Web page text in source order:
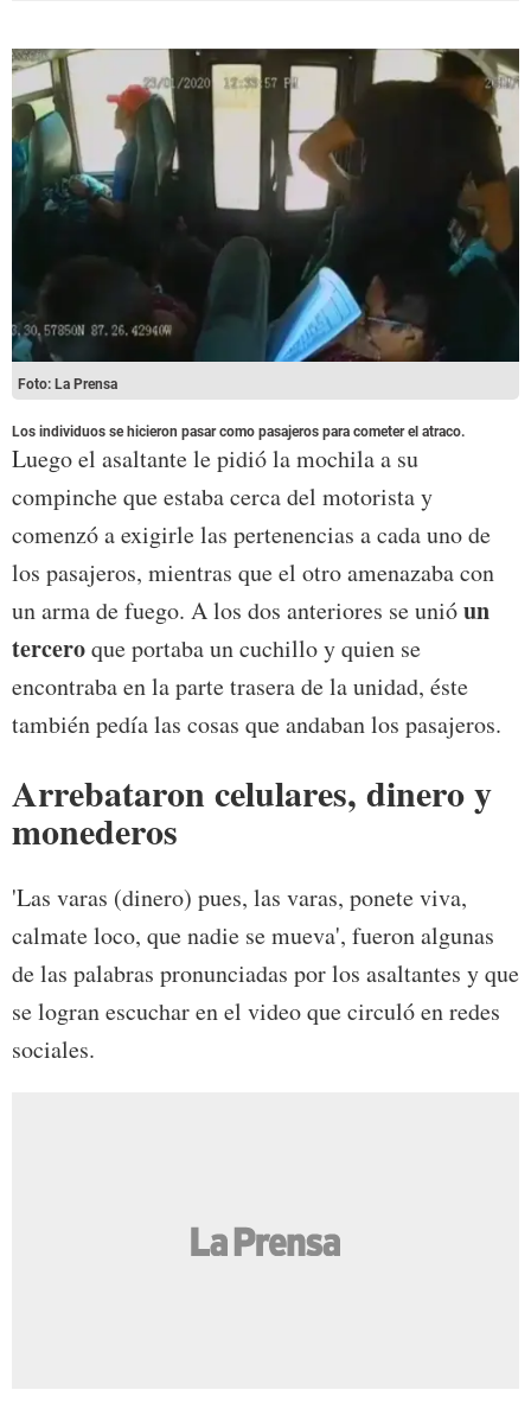
Foto: La Prensa
Los individuos se hicieron pasar como pasajeros para cometer el atraco.
Luego el asaltante le pidió la mochila a su
compinche que estaba cerca del motorista y
comenzó a exigirle las pertenencias a cada uno de
los pasajeros, mientras que el otro amenazaba con
un arma de fuego. A los dos anteriores se unióun
terceroque portaba un cuchillo y quien se
encontraba en la parte trasera de la unidad, éste
también pedía las cosas que andaban los pasajeros.
Arrebataron celulares, dinero y
monederos
'Las varas (dinero) pues, las varas, ponete viva,
calmate loco, que nadie se mueva', fueron algunas
de las palabras pronunciadas por los asaltantes y que
se logran escuchar en el video que circuló en redes
sociales.